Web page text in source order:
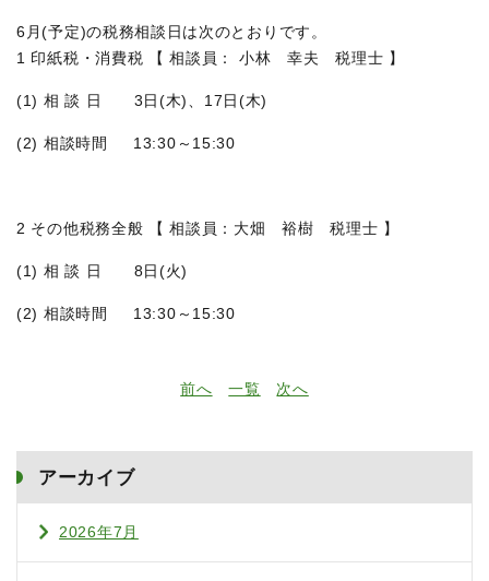
6月(予定)の税務相談日は次のとおりです。
1 印紙税・消費税 【 相談員： 小林 幸夫 税理士 】
(1) 相 談 日 3日(木)、17日(木)
(2) 相談時間 13:30～15:30
2 その他税務全般 【 相談員：大畑 裕樹 税理士 】
(1) 相 談 日 8日(火)
(2) 相談時間 13:30～15:30
前へ 一覧 次へ
アーカイブ
2026年7月